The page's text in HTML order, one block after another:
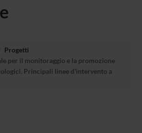
Progetti
per il monitoraggio e la promozione
Principali linee d'intervento a